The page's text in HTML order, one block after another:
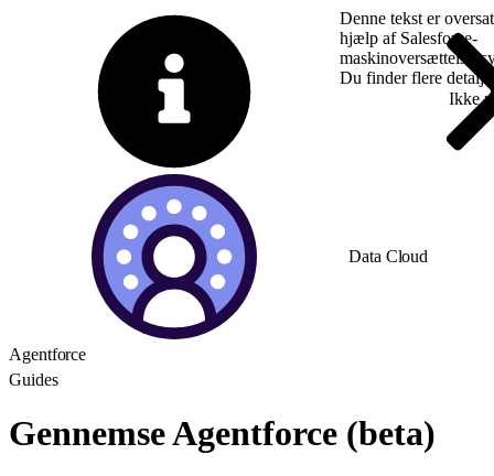
Denne tekst er
hjælp af Salesforce-
Du finder flere
Ikke
Data Cloud
Agentforce
Guides
Gennemse Agentforce (beta)